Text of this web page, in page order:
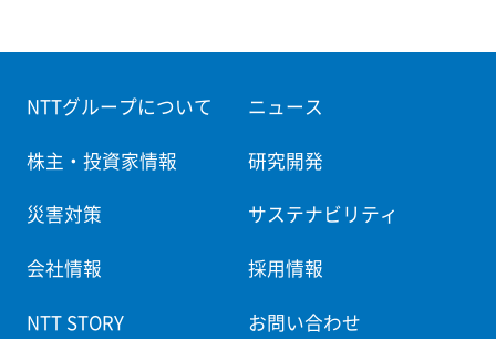
NTTグループについて ニュース
株主・投資家情報 研究開発
災害対策 サステナビリティ
会社情報 採用情報
NTT STORY お問い合わせ